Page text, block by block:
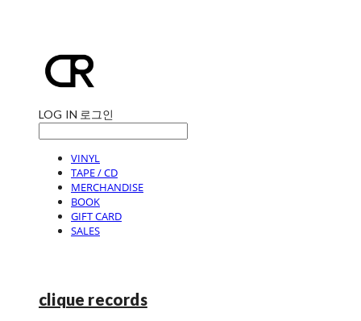
LOG IN 로그인
VINYL
TAPE / CD
MERCHANDISE
BOOK
GIFT CARD
SALES
clique records